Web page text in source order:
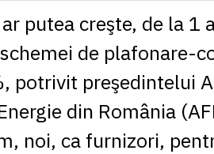
1 UAH= 0.1048
1 XDR = 5.9383
1 ZAR= 0.2318
putea creşte, de la 1
de plafonare-
potrivit preşedintelui
din România
noi, ca furnizori,